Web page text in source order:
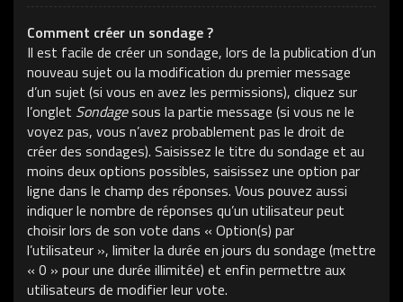
Comment créer un sondage ?
Il est facile de créer un sondage, lors de la publication d’un
nouveau sujet ou la modification du premier message
d’un sujet (si vous en avez les permissions), cliquez sur
l’onglet Sondagesous la partie message (si vous ne le
voyez pas, vous n’avez probablement pas le droit de
créer des sondages). Saisissez le titre du sondage et au
moins deux options possibles, saisissez une option par
ligne dans le champ des réponses. Vous pouvez aussi
indiquer le nombre de réponses qu’un utilisateur peut
choisir lors de son vote dans « Option(s) par
l’utilisateur », limiter la durée en jours du sondage (mettre
« 0 » pour une durée illimitée) et enfin permettre aux
utilisateurs de modifier leur vote.